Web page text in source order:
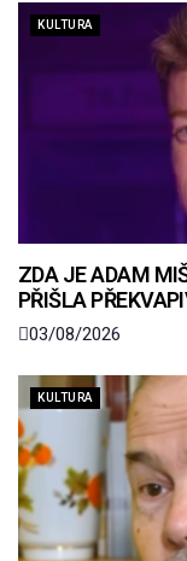
KULTURA
ZDA JE ADAM
PŘIŠLA
03/08/2026
KULTURA